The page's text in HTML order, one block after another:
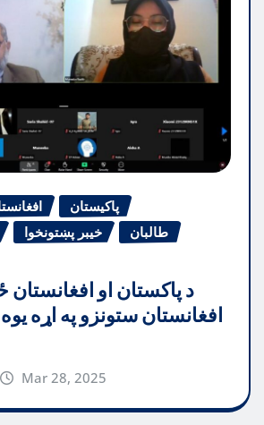
پاکیستان
خیبر پښتونخوا
طالبان
د پاکستان او افغانستان
افغانستان ستونزو په اړه
Mar 28, 2025